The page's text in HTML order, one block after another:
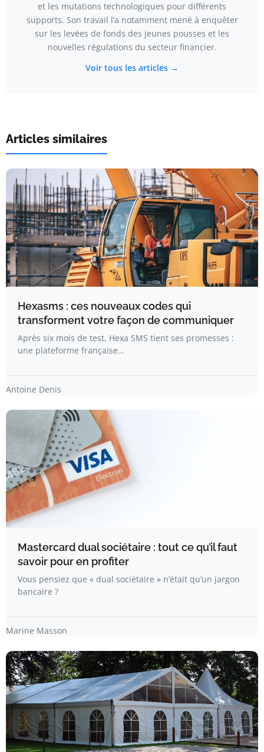
et les mutations technologiques pour différents
supports. Son travail l’a notamment mené à enquêter
sur les levées de fonds des jeunes pousses et les
nouvelles régulations du secteur financier.
Voir tous les articles →
Articles similaires
Hexasms : ces nouveaux codes qui
transforment votre façon de communiquer
Après six mois de test, Hexa SMS tient ses promesses :
une plateforme française…
Antoine Denis
Mastercard dual sociétaire : tout ce qu’il faut
savoir pour en profiter
Vous pensiez que « dual sociétaire » n’était qu’un jargon
bancaire ?
Marine Masson